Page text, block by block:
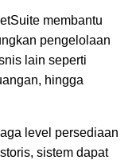
membantu
pengelolaan
lain seperti
hingga
level persediaan
sistem dapat